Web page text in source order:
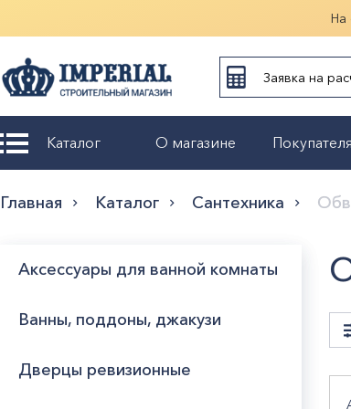
На
Заявка на
Каталог О магазине
Возврат и
обмен
Гарантия
доставка
Главная Каталог Сантехника
Аксессуары для ванной комнаты
Ванны, поддоны, джакузи
Дверцы ревизионные